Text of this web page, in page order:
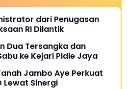
dari Penugasan
RI Dilantik
Dua Tersangka dan
ke Kejari Pidie Jaya
Jambo Aye Perkuat
Lewat Sinergi